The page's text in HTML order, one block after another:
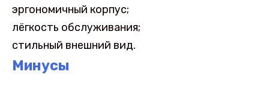
эргономичный корпус;
лёгкость обслуживания;
стильный внешний вид.
Минусы